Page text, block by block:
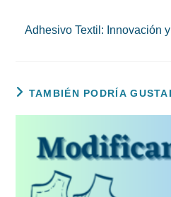
Adhesivo Textil: Innovación
TAMBIÉN PODRÍA